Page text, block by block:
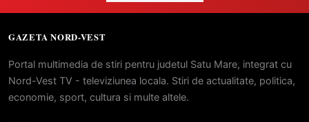
GAZETA NORD-VEST
Portal multimedia de stiri pentru judetul Satu Mare, integrat cu
Nord-Vest TV - televiziunea locala. Stiri de actualitate, politica,
economie, sport, cultura si multe altele.